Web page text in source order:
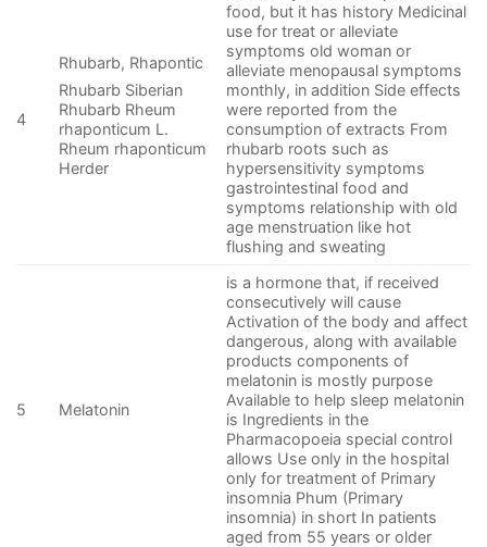
4
Rhubarb, Rhapontic
Rhubarb Siberian
Rhubarb Rheum
rhaponticum L.
Rheum rhaponticum
Herder
food, but it has history Medicinal
use for treat or alleviate
symptoms old woman or
alleviate menopausal symptoms
monthly, in addition Side effects
were reported from the
consumption of extracts From
rhubarb roots such as
hypersensitivity symptoms
gastrointestinal food and
symptoms relationship with old
age menstruation like hot
flushing and sweating
5 Melatonin
is a hormone that, if received
consecutively will cause
Activation of the body and affect
dangerous, along with available
products components of
melatonin is mostly purpose
Available to help sleep melatonin
is Ingredients in the
Pharmacopoeia special control
allows Use only in the hospital
only for treatment of Primary
insomnia Phum (Primary
insomnia) in short In patients
aged from 55 years or older